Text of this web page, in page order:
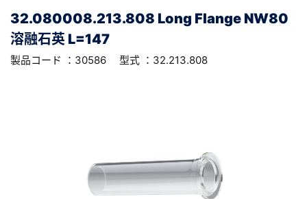
32.080008.213.808 Long Flange NW80
溶融石英 L=147
製品コード ：30586 型式 ：32.213.808
型式 ：32.213.808 製品コード ：30586
会社・学校・研究機関名 必須
会員登録をすれば、便利な機能がご利用いただけ